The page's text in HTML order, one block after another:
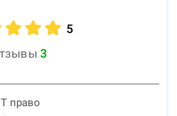
5
3
право